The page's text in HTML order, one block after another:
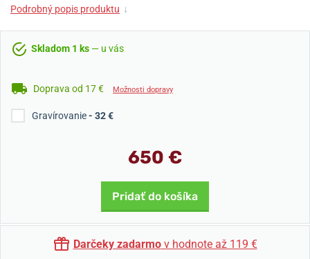
Podrobný popis produktu ↓
Skladom 1 ks — u vás
Doprava od 17 € Možnosti dopravy
Gravírovanie- 32 €
650 €
Pridať do košíka
Darčeky zadarmov hodnote až 119 €